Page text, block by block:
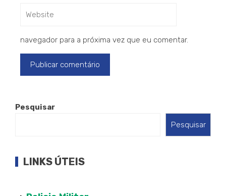
navegador para a próxima vez que eu comentar.
Pesquisar
Pesquisar
LINKS ÚTEIS